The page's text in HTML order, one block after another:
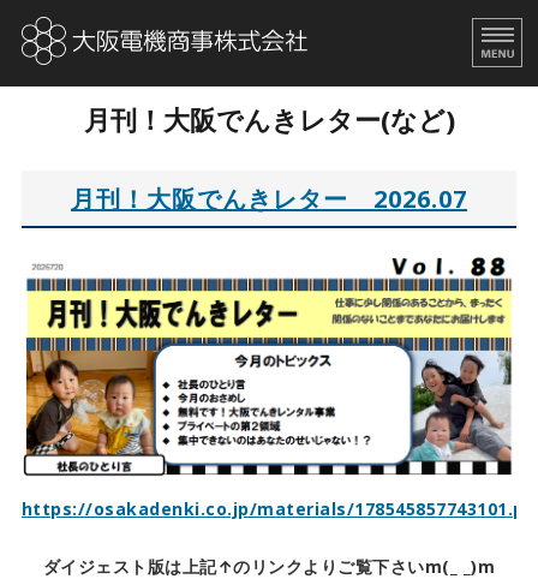
大阪電機商事株式会社
求人情報
月刊！大阪でんきレター
月刊！大阪でんきレター(など)
月刊！大阪でんきレター 2026.07
https://osakadenki.co.jp/materials/
ダイジェスト版は上記↑のリンクよりご覧下さいm(_ _)m